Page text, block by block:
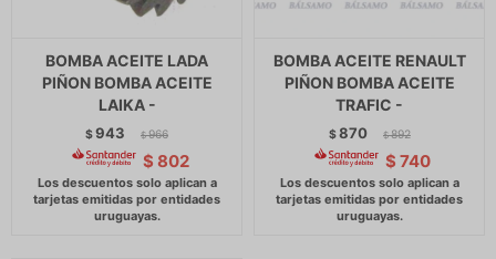
BOMBA ACEITE LADA
PIÑON BOMBA ACEITE
LAIKA -
$943 $ 966
$ 802
BOMBA ACEITE RENAULT
PIÑON BOMBA ACEITE
TRAFIC -
$870 $ 892
$ 740